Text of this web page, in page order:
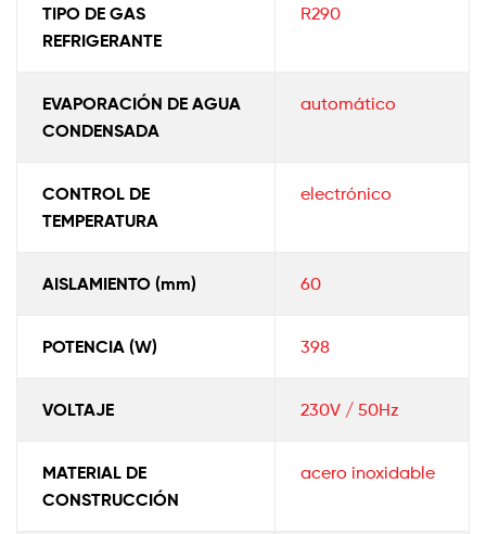
TIPO DE GAS
REFRIGERANTE
R290
EVAPORACIÓN DE AGUA
CONDENSADA
automático
CONTROL DE
TEMPERATURA
electrónico
AISLAMIENTO (mm) 60
POTENCIA (W) 398
VOLTAJE 230V / 50Hz
MATERIAL DE
CONSTRUCCIÓN
acero inoxidable